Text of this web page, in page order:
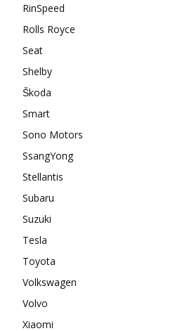
RinSpeed
Rolls Royce
Seat
Shelby
Škoda
Smart
Sono Motors
SsangYong
Stellantis
Subaru
Suzuki
Tesla
Toyota
Volkswagen
Volvo
Xiaomi